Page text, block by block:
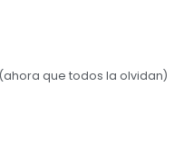
que todos la olvidan)